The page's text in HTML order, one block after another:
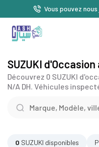
Vous pouvez
SUZUKI
Découvrez 0 SUZUKI
N/A DH. Véhicules
0 SUZUKI disponibles